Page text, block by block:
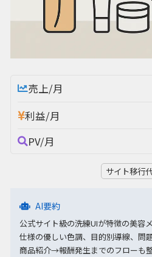
売上/月
利益/月
PV/月
サイト移行
AI要約
公式サイト級の洗練UIが特徴の美容
仕様の優しい色調、目的別導線、問
商品紹介→報酬発生までのフローも